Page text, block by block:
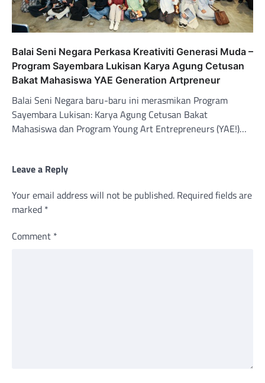
Balai Seni Negara Perkasa Kreativiti Generasi Muda –
Program Sayembara Lukisan Karya Agung Cetusan
Bakat Mahasiswa YAE Generation Artpreneur
Balai Seni Negara baru-baru ini merasmikan Program
Sayembara Lukisan: Karya Agung Cetusan Bakat
Mahasiswa dan Program Young Art Entrepreneurs (YAE!)…
Leave a Reply
Your email address will not be published. Required fields are
marked *
Comment *